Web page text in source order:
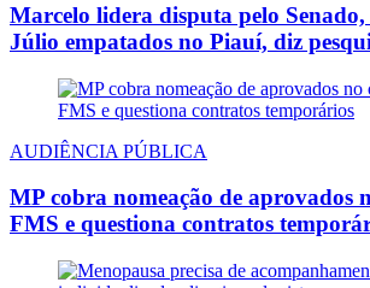
Marcelo lidera disputa pelo
Júlio empatados no Piauí, diz
AUDIÊNCIA PÚBLICA
MP cobra nomeação de aprovados
FMS e questiona contratos